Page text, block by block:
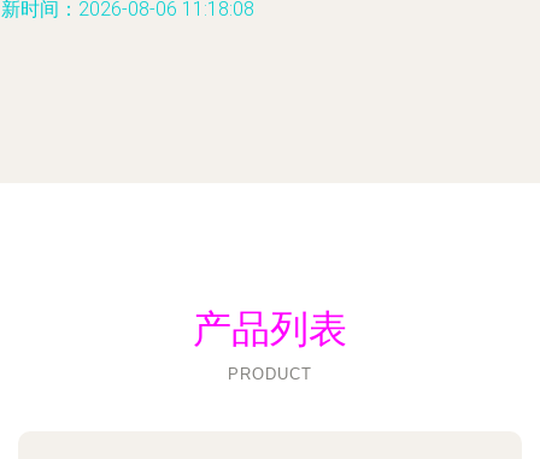
时间：2026-08-06 11:18:08
产品列表
PRODUCT